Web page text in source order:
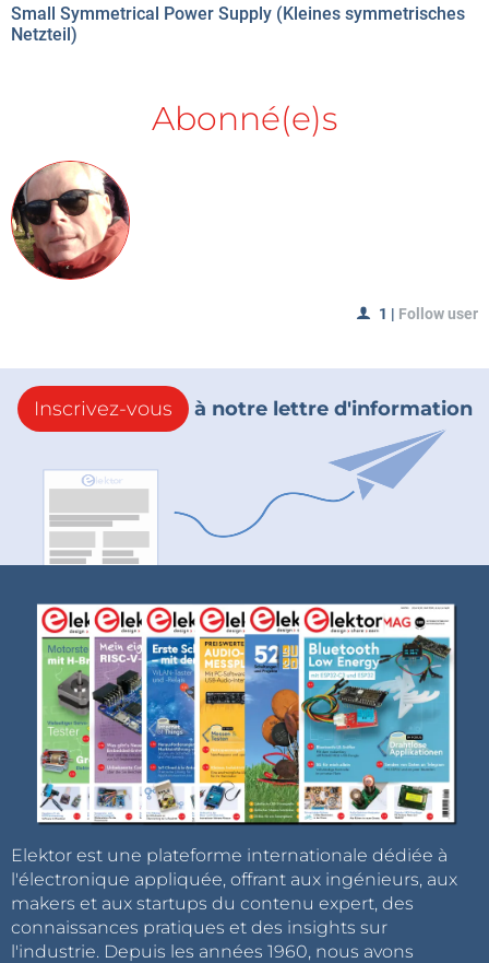
Small Symmetrical Power Supply (Kleines symmetrisches
Netzteil)
Abonné(e)s
1 | Follow user
Inscrivez-vous à notre lettre d'information
Elektor est une plateforme internationale dédiée à
l'électronique appliquée, offrant aux ingénieurs, aux
makers et aux startups du contenu expert, des
connaissances pratiques et des insights sur
l'industrie. Depuis les années 1960, nous avons